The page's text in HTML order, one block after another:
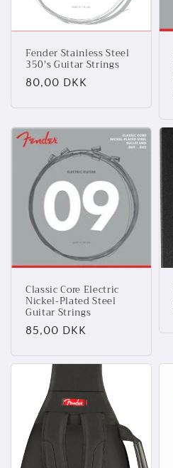
Fender Stainless Steel
350's Guitar Strings
Normalpris
80,00 DKK
Classic Core Electric
Nickel-Plated Steel
Guitar Strings
Normalpris
85,00 DKK